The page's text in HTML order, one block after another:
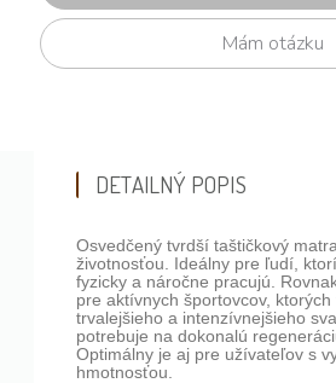
Mám otázku
DETAILNÝ POPIS
Osvedčený tvrdší taštičkový
životnosťou. Ideálny pre ľudí,
fyzicky a náročne pracujú.
pre aktívnych športovcov, ktorých
trvalejšieho a intenzívnejšieho
potrebuje na dokonalú
Optimálny je aj pre užívateľov s
hmotnosťou.